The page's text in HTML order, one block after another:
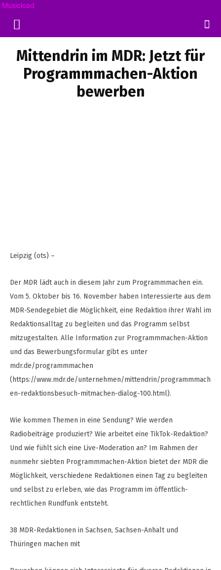
Musicload
Mittendrin im MDR: Jetzt für
Programmmachen-Aktion
bewerben
Leipzig (ots) –
Der MDR lädt auch in diesem Jahr zum Programmmachen ein.
Vom 5. Oktober bis 16. November haben Interessierte aus dem
MDR-Sendegebiet die Möglichkeit, eine Redaktion ihrer Wahl im
Redaktionsalltag zu begleiten und das Programm selbst
mitzugestalten. Alle Information zur Programmmachen-Aktion
und das Bewerbungsformular gibt es unter
mdr.de/programmmachen
(https://www.mdr.de/unternehmen/mittendrin/programmmach
en-redaktionsbesuch-mitmachen-dialog-100.html).
Wie kommen Themen in eine Sendung? Wie werden
Radiobeiträge produziert? Wie arbeitet eine TikTok-Redaktion?
Und wie fühlt sich eine Live-Moderation an? Im Rahmen der
nunmehr siebten Programmmachen-Aktion bietet der MDR die
Möglichkeit, verschiedene Redaktionen einen Tag zu begleiten
und selbst zu erleben, wie das Programm im öffentlich-
rechtlichen Rundfunk entsteht.
38 MDR-Redaktionen in Sachsen, Sachsen-Anhalt und
Thüringen machen mit